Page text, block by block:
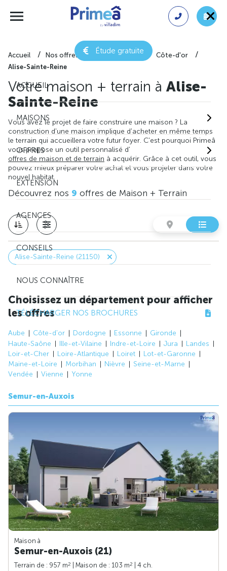
Étude gratuite
ACCUEIL
MAISONS
OFFRES
EXTENSION
AGENCES
CONSEILS
NOUS CONNAÎTRE
TÉLÉCHARGER NOS BROCHURES
Accueil Nos offres de maison + terrain
Côte-d'or
Alise-Sainte-Reine
Votre maison + terrain à Alise-
Sainte-Reine
Vous avez le projet de faire construire une maison ? La
construction d'une maison implique d'acheter en même temps
le terrain qui accueillera votre futur foyer. C'est pourquoi Primeâ
vous propose un outil personnalisé d'
offres de maison et de terrain à acquérir. Grâce à cet outil, vous
pouvez mieux préparer votre achat et vous projeter dans votre
nouvel habitat.
Découvrez nos 9 offres de Maison + Terrain
Alise-Sainte-Reine (21150)
Choisissez un département pour afficher
les offres
Aube Côte-d'or Dordogne Essonne
Gironde
Haute-Saône
Ille-et-Vilaine Indre-et-Loire Jura
Landes
Loir-et-Cher
Loire-Atlantique Loiret
Lot-et-Garonne
Maine-et-Loire
Morbihan Nièvre
Seine-et-Marne
Vendée
Vienne Yonne
Semur-en-Auxois
Maison à
Semur-en-Auxois (21)
Terrain de : 957 m2 | Maison de : 103 m2
| 4 ch.